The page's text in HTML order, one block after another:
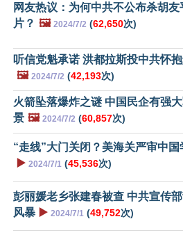
网友热议：为何中共不公布杀胡友
片？ 🖼️ 2024/7/2 (62,650次)
听信党魁承诺 洪都拉斯投中共怀
🖼️ 2024/7/2 (42,193次)
火箭坠落爆炸之谜 中国民企有强
景 🖼️ 2024/7/2 (60,857次)
“走线”大门关闭？美海关严审中国
▶️ 2024/7/1 (45,536次)
彭丽媛老乡张建春被查 中共宣传
风暴 ▶️ 2024/7/1 (49,752次)